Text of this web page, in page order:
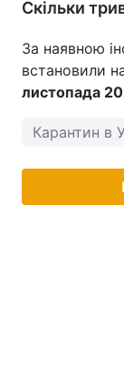
Скільки
За наявною
встановили
листопада
Карантин в